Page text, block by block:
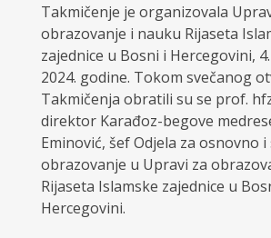
Takmičenje je organizovala
obrazovanje i nauku Rijaseta
zajednice u Bosni i Hercegovini,
2024. godine. Tokom svečanog
Takmičenja obratili su se prof.
direktor Karađoz-begove
Eminović, šef Odjela za osnovno
obrazovanje u Upravi za
Rijaseta Islamske zajednice u
Hercegovini.